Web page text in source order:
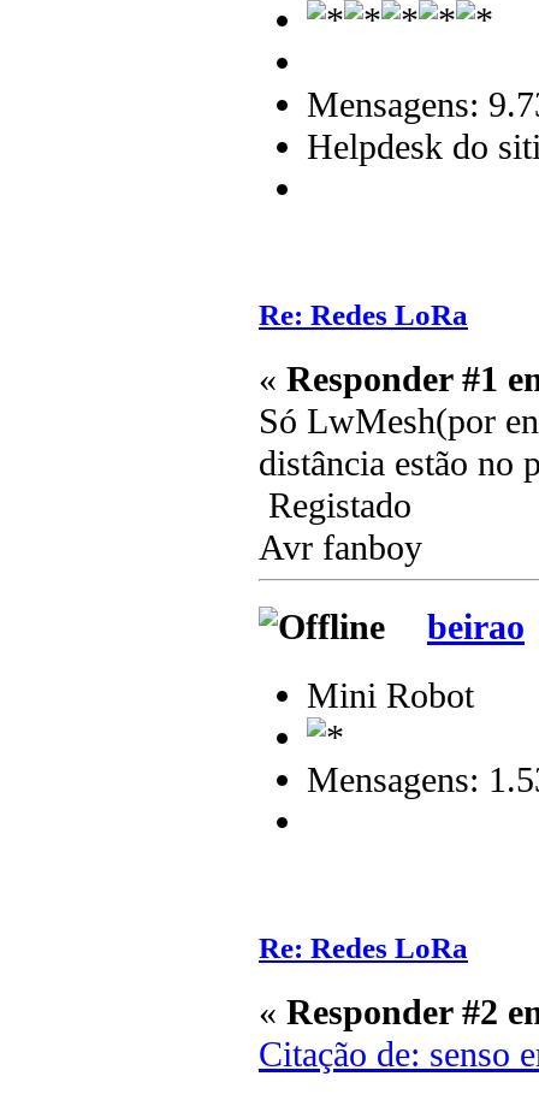
Mensagens:
Helpdesk do
Re: Redes LoRa
« Responder #1
Só LwMesh(por
distância estão no
Registado
Avr fanboy
beirao
Mini Robot
Mensagens:
Re: Redes LoRa
« Responder #2
Citação de: senso